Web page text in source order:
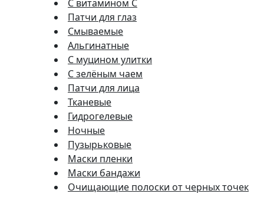
С витамином C
Патчи для глаз
Смываемые
Альгинатные
С муцином улитки
С зелёным чаем
Патчи для лица
Тканевые
Гидрогелевые
Ночные
Пузырьковые
Маски пленки
Маски бандажи
Очищающие полоски от черных точек